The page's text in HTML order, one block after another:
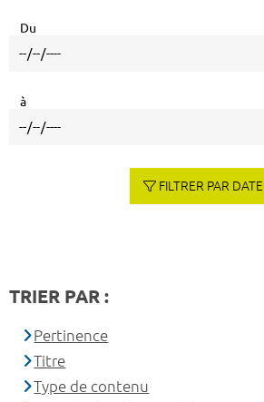
Du
à
FILTRER PAR DATE
TRIER PAR :
Pertinence
Titre
Type de contenu